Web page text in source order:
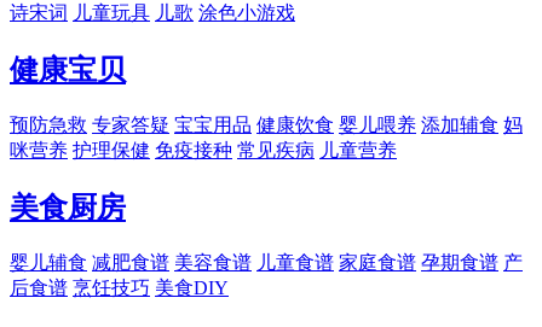
诗宋词 儿童玩具 儿歌 涂色小游戏
健康宝贝
预防急救 专家答疑 宝宝用品 健康饮食 婴儿喂养 添加辅食 妈
咪营养 护理保健 免疫接种 常见疾病 儿童营养
美食厨房
婴儿辅食 减肥食谱 美容食谱 儿童食谱 家庭食谱 孕期食谱 产
后食谱 烹饪技巧 美食DIY